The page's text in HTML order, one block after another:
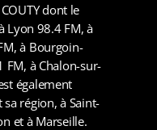
dont le
Lyon 98.4 FM, à
à Bourgoin-
FM, à Chalon-sur-
également
sa région, à Saint-
et à Marseille.